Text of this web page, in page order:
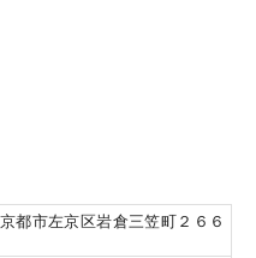
都市左京区岩倉三笠町２６６